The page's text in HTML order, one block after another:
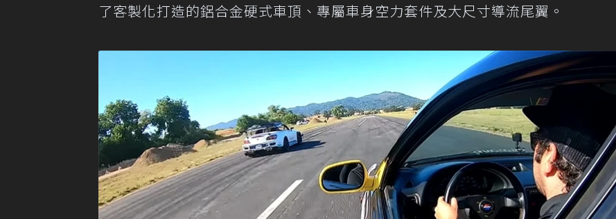
了客製化打造的鋁合金硬式車頂、專屬車身空力套件及大尺寸導流尾翼。